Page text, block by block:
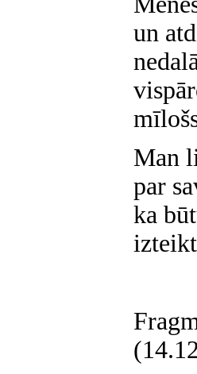
un
Man
par
ka
izteikt